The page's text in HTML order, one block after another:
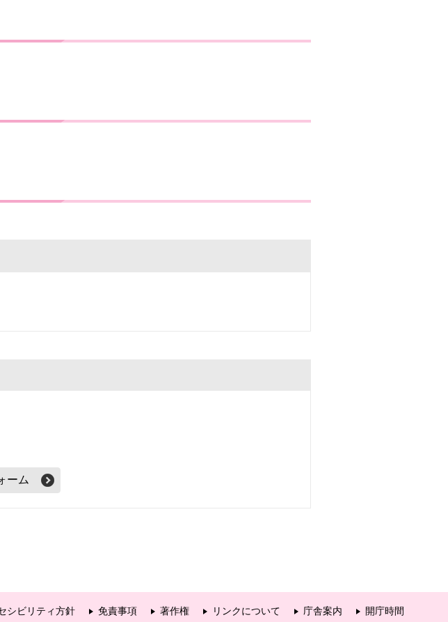
シビリティ方針 免責事項 著作権 リンクについて 庁舎案内 開庁時間